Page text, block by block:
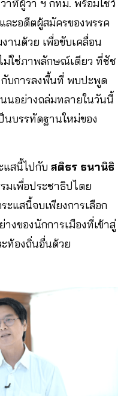
ว่าที่ผู้ว่า ฯ กทม. พร้อมโชว์
ละอดีตผู้สมัครของพรรค
านด้วย เพื่อขับเคลื่อน
ม่ใช่ภาพลักษณ์เดียว ที่ชัช
บการลงพื้นที่ พบปะพูด
นอย่างถล่มทลายในวันนี้
นบรรทัดฐานใหม่ของ
แสนี้ไปกับ สติธร ธนานิธิ
มเพื่อประชาธิปไตย
ะแสนี้จบเพียงการเลือก
งของนักการเมืองที่เข้าสู่
ท้องถิ่นอื่นด้วย